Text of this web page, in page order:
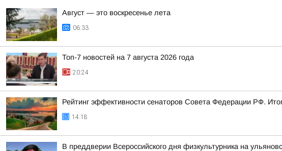
Август — это воскресенье лета
06:33
Топ-7 новостей на 7 августа 2026 года
20:24
Рейтинг эффективности сенаторов Совета Федерации РФ.
14:18
В преддверии Всероссийского дня физкультурника на